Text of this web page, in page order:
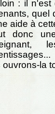
: il n'est
quel
aide à
donc
ouvrons-la